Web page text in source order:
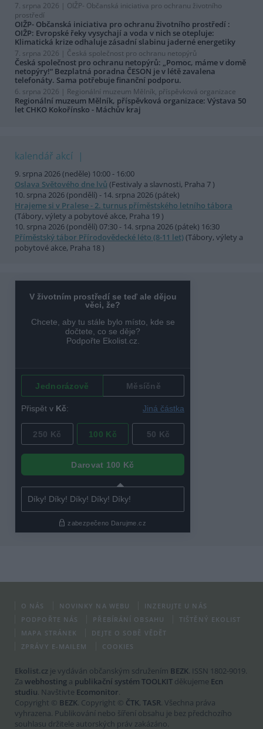
7. srpna 2026 | OIŽP- Občanská iniciativa pro ochranu životního
prostředí
OIŽP- Občanská iniciativa pro ochranu životního prostředí :
OIŽP: Evropské řeky vysychají a voda v nich se otepluje:
Klimatická krize odhaluje zásadní slabinu jaderné energetiky
7. srpna 2026 | Česká společnost pro ochranu netopýrů
Česká společnost pro ochranu netopýrů: „Pomoc, máme v domě
netopýry!“ Bezplatná poradna ČESON je v létě zavalena
telefonáty. Sama potřebuje finanční podporu.
6. srpna 2026 | Regionální muzeum Mělník, příspěvková organizace
Regionální muzeum Mělník, příspěvková organizace: Výstava 50
let CHKO Kokořínsko - Máchův kraj
kalendář akcí
9. srpna 2026 (neděle) 10:00 - 16:00
Oslava Světového dne lvů (Festivaly a slavnosti, Praha 7 )
10. srpna 2026 (pondělí) - 14. srpna 2026 (pátek)
Hrajeme si v Pralese - 2. turnus příměstského letního tábora
(Tábory, výlety a pobytové akce, Praha 19 )
10. srpna 2026 (pondělí) 07:30 - 14. srpna 2026 (pátek) 16:30
Příměstský tábor Přírodovědecké léto (8-11 let)(Tábory, výlety a
pobytové akce, Praha 18 )
O NÁS NOVINKY NA WEBU
INZERUJTE U NÁS
PODPOŘTE NÁS
PŘEBÍRÁNÍ OBSAHU
TIŠTĚNÝ EKOLIST
MAPA STRÁNEK
DEJTE O SOBĚ VĚDĚT
ZPRÁVY E-MAILEM
COOKIES
Ekolist.cz je vydáván občanským sdružením BEZK. ISSN 1802-9019.
Za webhosting a publikační systém TOOLKIT děkujeme Ecn
studiu. Navštivte Ecomonitor.
Copyright © BEZK. Copyright © ČTK, TASR. Všechna práva
vyhrazena. Publikování nebo šíření obsahu je bez předchozího
souhlasu držitele autorských práv zakázáno.